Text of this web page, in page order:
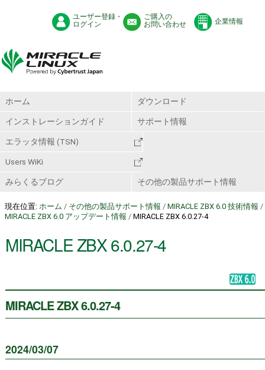
ユーザー登録・
ログイン
ご購入の
お問い合わせ
企業情報
ホーム ダウンロード
インストレーションガイド サポート情報
エラッタ情報 (TSN)
Users WiKi
みらくるブログ その他の製品サポート情報
現在位置: ホーム / その他の製品サポート情報 / MIRACLE ZBX 6.0 技術情報 /
MIRACLE ZBX 6.0 アップデート情報 / MIRACLE ZBX 6.0.27-4
MIRACLE ZBX 6.0.27-4
MIRACLE ZBX 6.0.27-4
2024/03/07